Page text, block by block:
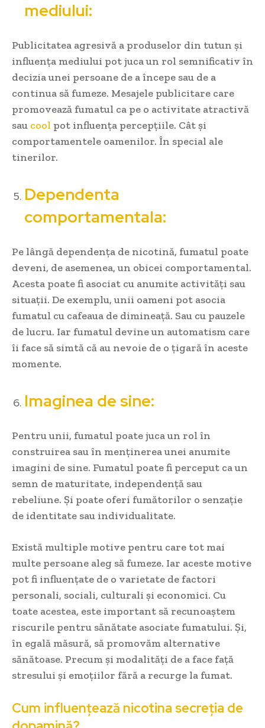
mediului:
Publicitatea agresivă a produselor din tutun și
influența mediului pot juca un rol semnificativ în
decizia unei persoane de a începe sau de a
continua să fumeze. Mesajele publicitare care
promovează fumatul ca pe o activitate atractivă
sau cool pot influența percepțiile. Cât și
comportamentele oamenilor. În special ale
tinerilor.
Dependenta
comportamentala:
Pe lângă dependența de nicotină, fumatul poate
deveni, de asemenea, un obicei comportamental.
Acesta poate fi asociat cu anumite activități sau
situații. De exemplu, unii oameni pot asocia
fumatul cu cafeaua de dimineață. Sau cu pauzele
de lucru. Iar fumatul devine un automatism care
îi face să simtă că au nevoie de o țigară în aceste
momente.
Imaginea de sine:
Pentru unii, fumatul poate juca un rol în
construirea sau în menținerea unei anumite
imagini de sine. Fumatul poate fi perceput ca un
semn de maturitate, independență sau
rebeliune. Și poate oferi fumătorilor o senzație
de identitate sau individualitate.
Există multiple motive pentru care tot mai
multe persoane aleg să fumeze. Iar aceste motive
pot fi influențate de o varietate de factori
personali, sociali, culturali și economici. Cu
toate acestea, este important să recunoaștem
riscurile pentru sănătate asociate fumatului. Și,
în egală măsură, să promovăm alternative
sănătoase. Precum și modalități de a face față
stresului și emoțiilor fără a recurge la fumat.
Cum influențează nicotina secreția de